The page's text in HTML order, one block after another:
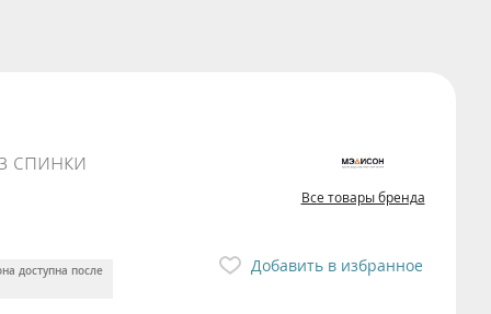
спинки
Все товары бренда
Добавить в избранное
доступна после